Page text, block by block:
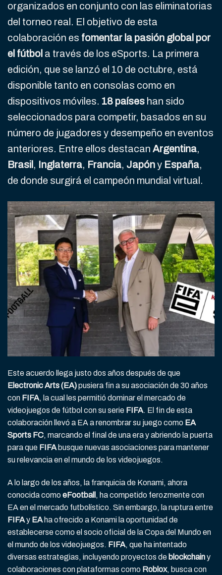
organizados en conjunto con las eliminatorias
del torneo real. El objetivo de esta
colaboración es fomentar la pasión global por
el fútbol a través de los eSports. La primera
edición, que se lanzó el 10 de octubre, está
disponible tanto en consolas como en
dispositivos móviles. 18 países han sido
seleccionados para competir, basados en su
número de jugadores y desempeño en eventos
anteriores. Entre ellos destacan Argentina,
Brasil , Inglaterra, Francia, Japóny España,
de donde surgirá el campeón mundial virtual.
Este acuerdo llega justo dos años después de que
Electronic Arts (EA)pusiera fin a su asociación de 30 años
con FIFA, la cual les permitió dominar el mercado de
videojuegos de fútbol con su serie FIFA. El fin de esta
colaboración llevó a EA a renombrar su juego como EA
Sports FC, marcando el final de una era y abriendo la puerta
para que FIFA busque nuevas asociaciones para mantener
su relevancia en el mundo de los videojuegos.
A lo largo de los años, la franquicia de Konami, ahora
conocida comoeFootball , ha competido ferozmente con
EA en el mercado futbolístico. Sin embargo, la ruptura entre
FIFAy EA ha ofrecido a Konami la oportunidad de
establecerse como el socio oficial de la Copa del Mundo en
el mundo de los videojuegos. FIFA, que ha intentado
diversas estrategias, incluyendo proyectos de blockchainy
colaboraciones con plataformas como Roblox, busca con